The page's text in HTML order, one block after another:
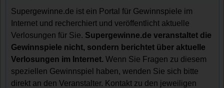
Supergewinne.de ist ein Portal für Gewinnspiele im
Internet und recherchiert und veröffentlicht aktuelle
Verlosungen für Sie. Supergewinne.de veranstaltet die
Gewinnspiele nicht, sondern berichtet über aktuelle
Verlosungen im Internet. Wenn Sie Fragen zu diesem
speziellen Gewinnspiel haben, wenden Sie sich bitte
direkt an den Veranstalter. Kontakt zu den jeweiligen